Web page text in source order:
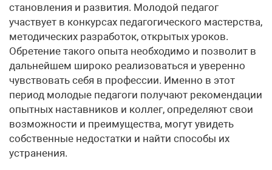
становления и развития. Молодой педагог
участвует в конкурсах педагогического мастерства,
методических разработок, открытых уроков.
Обретение такого опыта необходимо и позволит в
дальнейшем широко реализоваться и уверенно
чувствовать себя в профессии. Именно в этот
период молодые педагоги получают рекомендации
опытных наставников и коллег, определяют свои
возможности и преимущества, могут увидеть
собственные недостатки и найти способы их
устранения.